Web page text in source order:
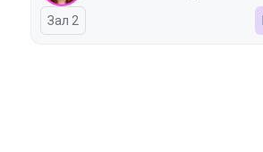
Зал 2